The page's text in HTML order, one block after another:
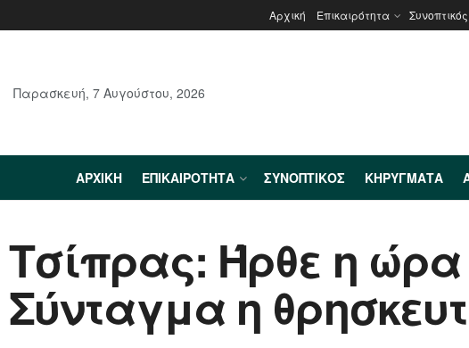
Αρχική Επικαιρότητα Συνοπτικός
Παρασκευή, 7 Αυγούστου, 2026
ΑΡΧΙΚΉ ΕΠΙΚΑΙΡΌΤΗΤΑ ΣΥΝΟΠΤΙΚΌΣ ΚΗΡΎΓΜΑΤΑ
Τσίπρας: Ήρθε η
Σύνταγμα η